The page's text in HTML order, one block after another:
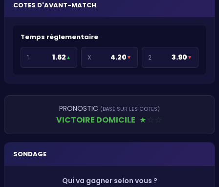
COTES D'AVANT-MATCH
Temps réglementaire
1 1.62 ▲ X 4.20 ▼ 2 3.90 ▼
PRONOSTIC (BASÉ SUR LES COTES)
VICTOIRE DOMICILE ★ ★ ★
SONDAGE
Qui va gagner selon vous ?